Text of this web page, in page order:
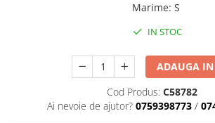
Marime: S
IN STOC
ADAUGA IN
Cod Produs: C58782
Ai nevoie de ajutor? 0759398773 /